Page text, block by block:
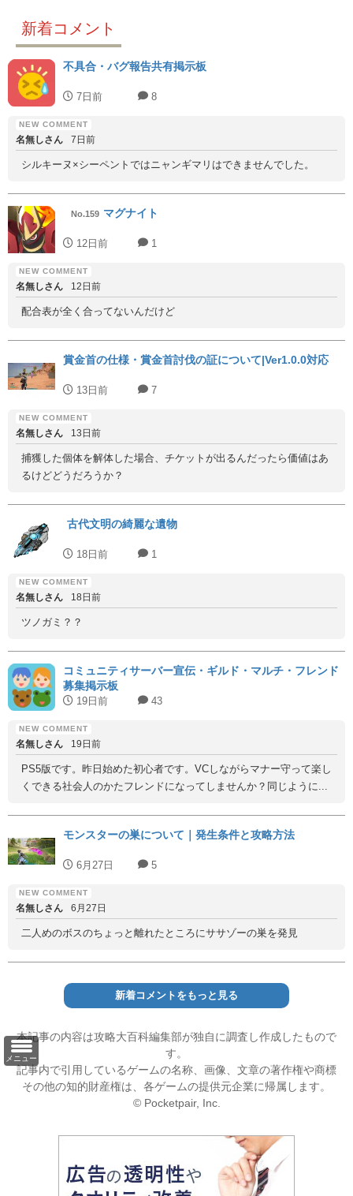
メニュー
新着コメント
不具合・バグ報告共有掲示板
7日前 8
名無しさん 7日前
シルキーヌ×シーペントではニャンギマリはできませんでした。
No.159 マグナイト
12日前 1
名無しさん 12日前
配合表が全く合ってないんだけど
賞金首の仕様・賞金首討伐の証について|Ver1.0.0対応
13日前 7
名無しさん 13日前
捕獲した個体を解体した場合、チケットが出るんだったら価値はあ
るけどどうだろうか？
古代文明の綺麗な遺物
18日前 1
名無しさん 18日前
ツノガミ？？
コミュニティサーバー宣伝・ギルド・マルチ・フレンド
募集掲示板
19日前 43
名無しさん 19日前
PS5版です。昨日始めた初心者です。VCしながらマナー守って楽し
くできる社会人のかたフレンドになってしませんか？同じように...
モンスターの巣について｜発生条件と攻略方法
6月27日 5
名無しさん 6月27日
二人めのボスのちょっと離れたところにササゾーの巣を発見
新着コメントをもっと見る
本記事の内容は攻略大百科編集部が独自に調査し作成したもので
す。
記事内で引用しているゲームの名称、画像、文章の著作権や商標
その他の知的財産権は、各ゲームの提供元企業に帰属します。
© Pocketpair, Inc.